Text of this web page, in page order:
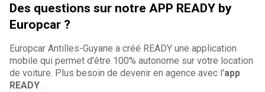
Des questions sur notre APP READY by
Europcar ?
Europcar Antilles-Guyane a créé READY une application
mobile qui permet d'être 100% autonome sur votre location
de voiture. Plus besoin de devenir en agence avec l'app
READY .